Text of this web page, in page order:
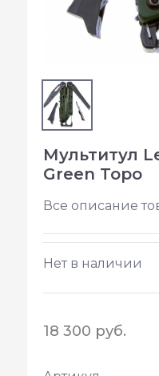
Мультитул
Green Topo
Все описание
Нет в наличии
18 300 руб.